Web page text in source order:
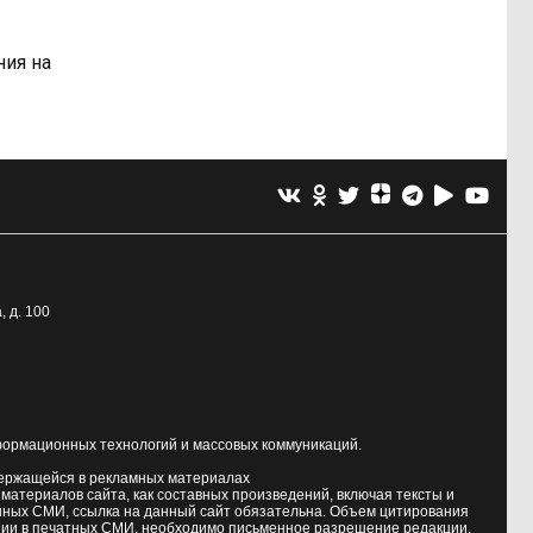
на
д. 100
технологий и массовых коммуникаций.
в рекламных материалах
сайта, как составных произведений, включая тексты и
СМИ, ссылка на данный сайт обязательна. Объем цитирования
в печатных СМИ, необходимо письменное разрешение редакции.